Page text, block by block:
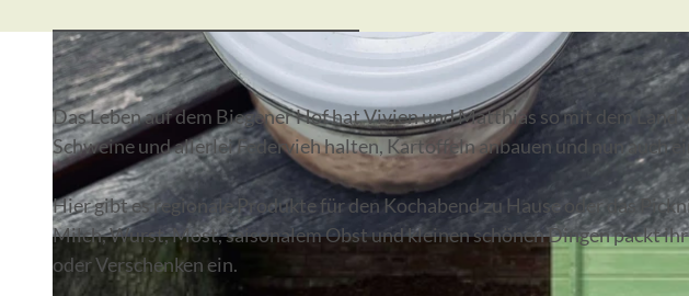
© Constanze Mikeska
Das Leben auf dem Biegener Hof hat Vivien und Matthias so mit dem
Schweine und allerlei Federvieh halten, Kartoffeln anbauen und nun auch
Hier gibt es regionale Produkte für den Kochabend zu Hause oder das
Milch, Wurst, Most, saisonalem Obst und kleinen schönen Dingen packt
oder Verschenken ein.